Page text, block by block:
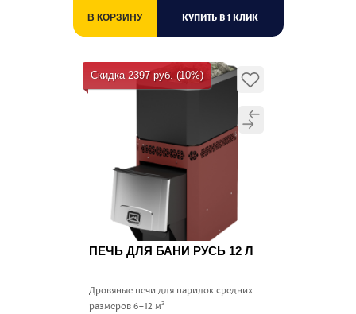
В КОРЗИНУ КУПИТЬ В 1 КЛИК
Скидка 2397 руб. (10%)
ПЕЧЬ ДЛЯ БАНИ РУСЬ 12 Л
Дровяные печи для парилок средних
размеров 6–12 м³